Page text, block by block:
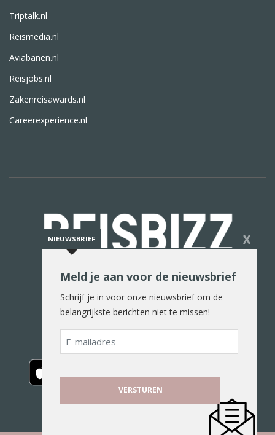
Triptalk.nl
Reismedia.nl
Aviabanen.nl
Reisjobs.nl
Zakenreisawards.nl
Careerexperience.nl
De reiswereld in woord en beeld
NIEUWSBRIEF X
Meld je aan voor de nieuwsbrief
Schrijf je in voor onze nieuwsbrief om de
belangrijkste berichten niet te missen!
E-
mailadres